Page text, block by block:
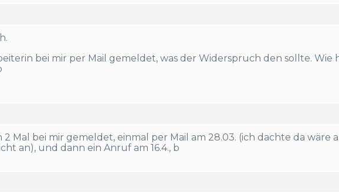
bei mir per Mail gemeldet, was der Widerspruch den sollte. Wie
2 Mal bei mir gemeldet, einmal per Mail am 28.03. (ich dachte da wäre
an), und dann ein Anruf am 16.4., b